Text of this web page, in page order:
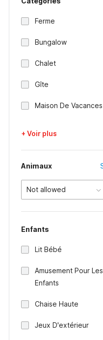
Ferme
Bungalow
Chalet
Gîte
Maison De Vacances
+ Voir plus
Animaux
Not allowed
Enfants
Lit Bébé
Amusement Pour Les
Enfants
Chaise Haute
Jeux D'extérieur